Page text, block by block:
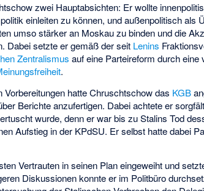
zwei Hauptabsichten: Er wollte
einleiten zu können, und außenpolitisch als
umso stärker an Moskau zu binden und die
Dabei setzte er gemäß der seit Lenins
Zentralismus auf eine Parteireform durch eine
.
Vorbereitungen hatte Chruschtschow das KGB
Berichte anzufertigen. Dabei achtete er
wurde, denn er war bis zu Stalins Tod
Aufstieg in der KPdSU. Er selbst hatte dabei
Vertrauten in seinen Plan eingeweiht und
Diskussionen konnte er im Politbüro